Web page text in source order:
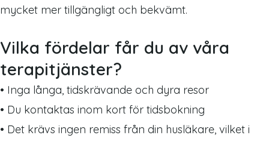
mycket mer tillgängligt och bekvämt.
Vilka fördelar får du av våra
terapitjänster?
• Inga långa, tidskrävande och dyra resor
• Du kontaktas inom kort för tidsbokning
• Det krävs ingen remiss från din husläkare, vilket i